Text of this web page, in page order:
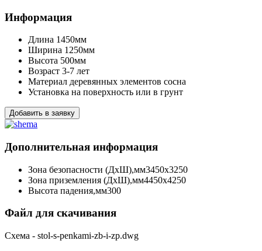
Информация
Длина 1450мм
Ширина 1250мм
Высота 500мм
Возраст 3-7 лет
Материал деревянных элементов сосна
Установка на поверхность или в грунт
Добавить в заявку
Дополнительная информация
Зона безопасности (ДхШ),мм3450х3250
Зона приземления (ДхШ),мм4450х4250
Высота падения,мм300
Файл для скачивания
Схема - stol-s-penkami-zb-i-zp.dwg